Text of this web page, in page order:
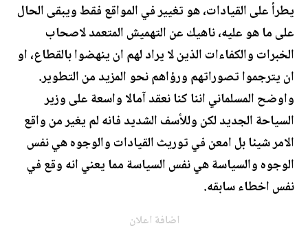
يطرأ على القيادات، هو تغيير في المواقع فقط ويبقى الحال
على ما هو عليه، ناهيك عن التهميش المتعمد لاصحاب
الخبرات والكفاءات الذين لا يراد لهم ان ينهضوا بالقطاع، او
ان يترجموا تصوراتهم ورؤاهم نحو المزيد من التطوير.
واوضح المسلماني اننا كنا نعقد آمالا واسعة على وزير
السياحة الجديد لكن وللأسف الشديد فانه لم يغير من واقع
الامر شيئا بل امعن في توريث القيادات والوجوه هي نفس
الوجوه والسياسة هي نفس السياسة مما يعني انه وقع في
نفس اخطاء سابقه.
اضافة اعلان